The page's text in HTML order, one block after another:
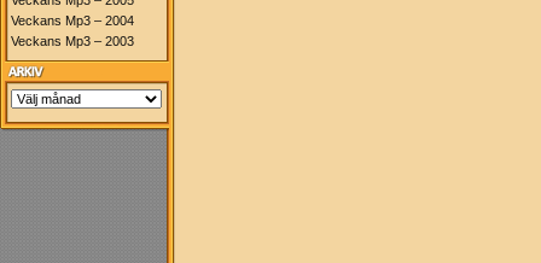
Veckans Mp3 – 2004
Veckans Mp3 – 2003